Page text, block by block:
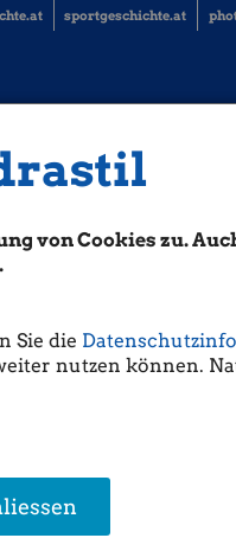
von Cookies zu.
Sie die
nutzen können.
sportgeschichte.at
ist fürWolfgang Fellnerdie
Zeitungsherausgeber.
Bezug auf Startups zählen
Förderungen. Für alle
Begrenzung von Steuergeld-